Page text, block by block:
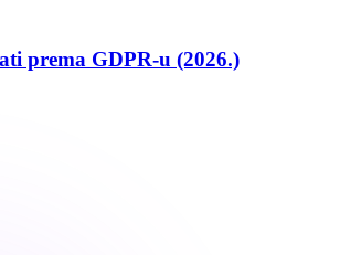
prema GDPR-u (2026.)